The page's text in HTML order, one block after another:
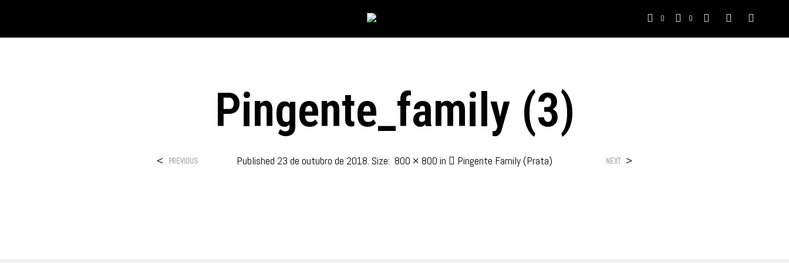
0 0
Pingente_family (3)
Published 23 de outubro de 2018. Size: 800 × 800 in Pingente Family (Prata)
< PREVIOUS NEXT >